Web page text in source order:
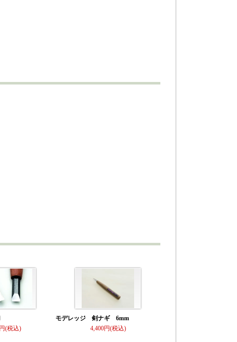
モデレッジ 剣ナギ 6mm
4,400